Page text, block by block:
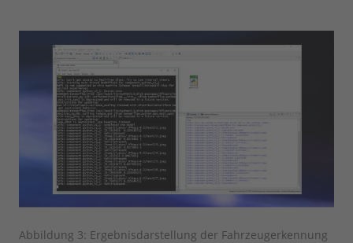
Abbildung 3: Ergebnisdarstellung der Fahrzeugerkennung